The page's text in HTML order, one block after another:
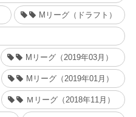
Mリーグ（ドラフト）
Mリーグ（2019年03月）
Mリーグ（2019年01月）
Ｍリーグ（2018年11月）